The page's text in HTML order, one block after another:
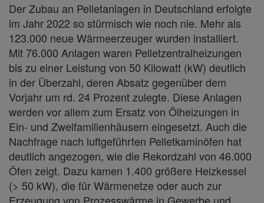
Der Zubau an Pelletanlagen in Deutschland erfolgte
im Jahr 2022 so stürmisch wie noch nie. Mehr als
123.000 neue Wärmeerzeuger wurden installiert.
Mit 76.000 Anlagen waren Pelletzentralheizungen
bis zu einer Leistung von 50 Kilowatt (kW) deutlich
in der Überzahl, deren Absatz gegenüber dem
Vorjahr um rd. 24 Prozent zulegte. Diese Anlagen
werden vor allem zum Ersatz von Ölheizungen in
Ein- und Zweifamilienhäusern eingesetzt. Auch die
Nachfrage nach luftgeführten Pelletkaminöfen hat
deutlich angezogen, wie die Rekordzahl von 46.000
Öfen zeigt. Dazu kamen 1.400 größere Heizkessel
(> 50 kW), die für Wärmenetze oder auch zur